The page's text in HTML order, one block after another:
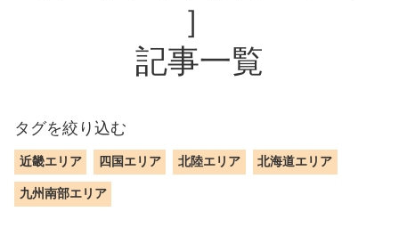
］
記事一覧
タグを絞り込む
近畿エリア 四国エリア 北陸エリア 北海道エリア
九州南部エリア